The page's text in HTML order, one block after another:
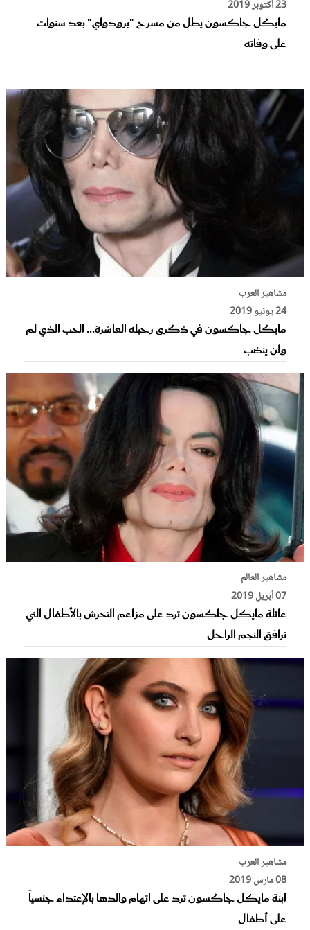
23 أكتوبر 2019
مايكل جاكسون يطل من مسرح "برودواي" بعد سنوات
على وفاته
مشاهير العرب
24 يونيو 2019
مايكل جاكسون في ذكرى رحيله العاشرة... الحب الذي لم
ولن ينضب
مشاهير العالم
07 أبريل 2019
عائلة مايكل جاكسون ترد على مزاعم التحرش بالأطفال التي
ترافق النجم الراحل
مشاهير العرب
08 مارس 2019
ابنة مايكل جاكسون ترد على اتهام والدها بالإعتداء جنسياً
على أطفال